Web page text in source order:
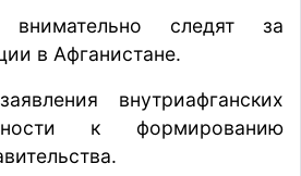
внимательно следят за
в Афганистане.
внутриафганских
к формированию